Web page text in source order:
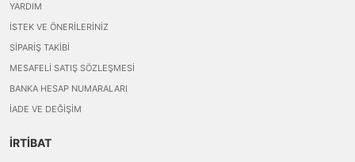
YARDIM
İSTEK VE ÖNERILERINIZ
SIPARIŞ TAKIBI
MESAFELI SATIŞ SÖZLEŞMESI
BANKA HESAP NUMARALARI
İADE VE DEĞIŞIM
İRTİBAT